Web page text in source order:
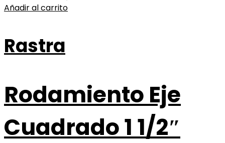
Añadir al carrito
Rastra
Rodamiento Eje
Cuadrado 1 1/2″